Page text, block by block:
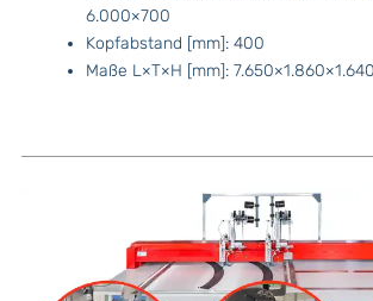
6.000×700
Kopfabstand [mm]: 400
Maße L×T×H [mm]: 7.650×1.860×1.640